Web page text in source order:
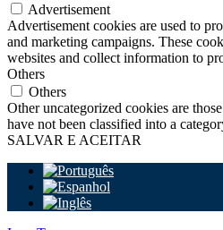
Advertisement
Advertisement cookies are used to
and marketing campaigns. These
websites and collect information to
Others
Others
Other uncategorized cookies are
have not been classified into a
SALVAR E ACEITAR